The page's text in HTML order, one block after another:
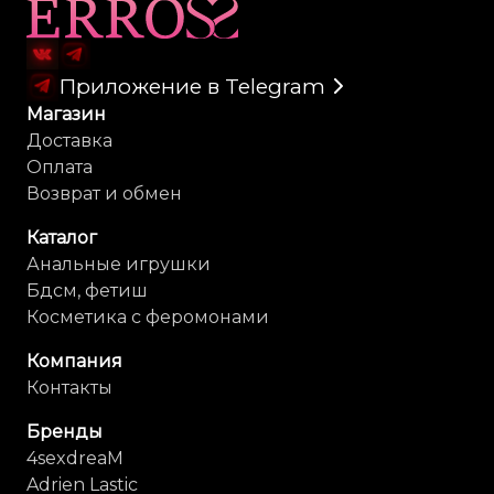
благодаря полной водонепроницаемости (до 30 минут на
глубине до 1 метра) – IPX7.
Перезаряжаемый, магнитный USB-кабель.
Приложение в Telegram
Магазин
Доставка
Оплата
Возврат и обмен
Каталог
Анальные игрушки
Бдсм, фетиш
Косметика с феромонами
Компания
Контакты
Бренды
4sexdreaM
Adrien Lastic
Карта сайта